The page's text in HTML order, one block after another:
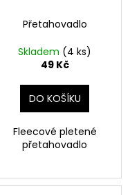
Přetahovadlo
Skladem (4 ks)
49 Kč
DO KOŠÍKU
Fleecové pletené
přetahovadlo